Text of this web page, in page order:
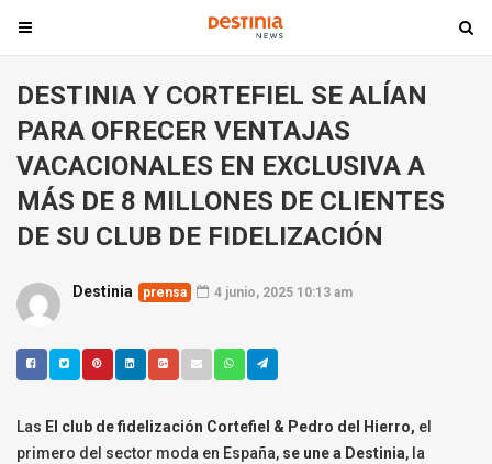
T
o
g
e
a
g
a
n
T
o
DESTINIA Y CORTEFIEL SE ALÍAN
PARA OFRECER VENTAJAS
VACACIONALES EN EXCLUSIVA A
MÁS DE 8 MILLONES DE CLIENTES
DE SU CLUB DE FIDELIZACIÓN
Destinia prensa 4 junio, 2025 10:13 am
Las El club de fidelización Cortefiel & Pedro del Hierro, el
primero del sector moda en España, se une a Destinia, la